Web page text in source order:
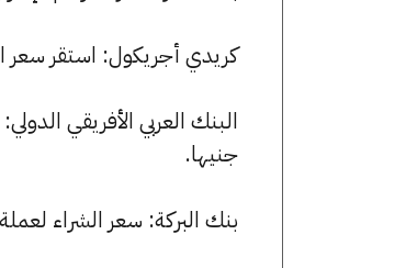
كريدي أجريكول: استقر سعر الدرهم الإماراتي
جنيها.
بنك البركة: سعر الشراء لعملة الدرهم الإماراتي هو